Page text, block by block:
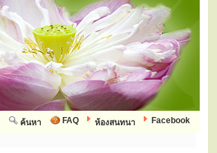
Facebook
ห้องสนทนา
FAQ
ค้นหา